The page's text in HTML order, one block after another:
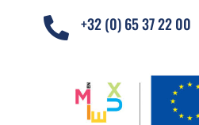
 +32 (0) 65 37 22 00